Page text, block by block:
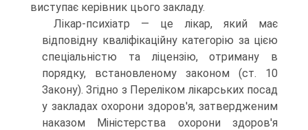
виступає керівник цього закладу.
Лікар-психіатр — це лікар, який має
відповідну кваліфікаційну категорію за цією
спеціальністю та ліцензію, отриману в
порядку, встановленому законом (ст. 10
Закону). Згідно з Переліком лікарських посад
у закладах охорони здоров'я, затвердженим
наказом Міністер­ства охорони здоров'я